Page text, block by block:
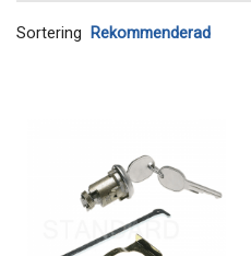
Sortering